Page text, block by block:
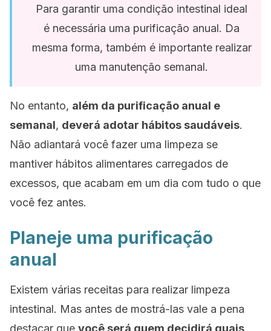
Para garantir uma condição intestinal ideal
é necessária uma purificação anual. Da
mesma forma, também é importante realizar
uma manutenção semanal.
No entanto, além da purificação anual e
semanal, deverá adotar hábitos saudáveis.
Não adiantará você fazer uma limpeza se
mantiver hábitos alimentares carregados de
excessos, que acabam em um dia com tudo o que
você fez antes.
Planeje uma purificação
anual
Existem várias receitas para realizar limpeza
intestinal. Mas antes de mostrá-las vale a pena
destacar que você será quem decidirá quais